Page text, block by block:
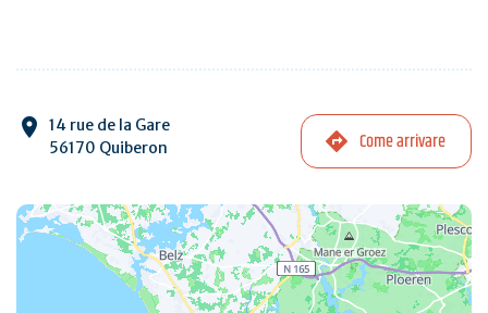
14 rue de la Gare
56170 Quiberon
Come arrivare